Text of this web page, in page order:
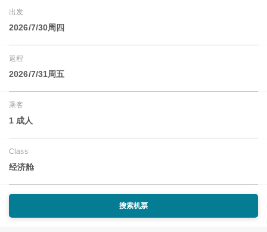
出发
2026/7/30周四
返程
2026/7/31周五
乘客
1 成人
Class
经济舱
搜索机票